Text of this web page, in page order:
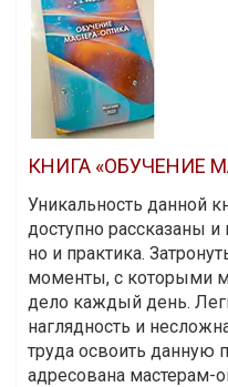
КНИГА «ОБУЧЕНИЕ
Уникальность данной
доступно рассказаны и
но и практика.
моменты, с которыми
дело каждый день.
наглядность и
труда освоить данную
адресована мастерам-